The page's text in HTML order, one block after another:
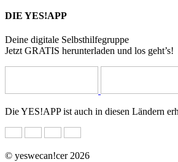
DIE YES!APP
Deine digitale Selbsthilfegruppe
Jetzt GRATIS herunterladen und los geht’s!
Die YES!APP ist auch in diesen Ländern
© yeswecan!cer 2026